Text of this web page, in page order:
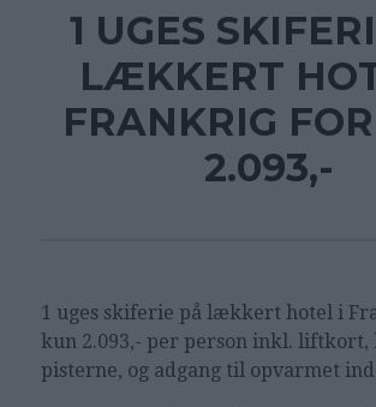
1 UGES
LÆKKERT
FRANKRIG
2.093,-
1 uges skiferie på lækkert hotel i
kun 2.093,- per person inkl. liftkort,
pisterne, og adgang til opvarmet